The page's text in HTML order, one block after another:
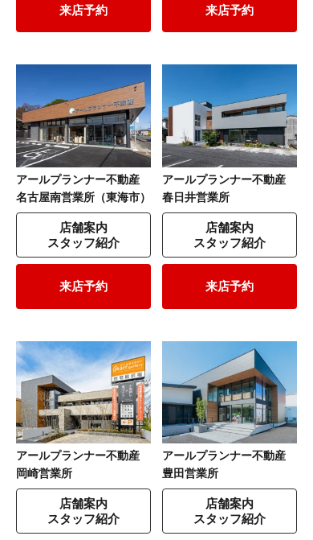
来店予約 来店予約
アールプランナー不動産
名古屋南営業所（東海市）
店舗案内
スタッフ紹介
来店予約
アールプランナー不動産
春日井営業所
店舗案内
スタッフ紹介
来店予約
アールプランナー不動産
岡崎営業所
店舗案内
スタッフ紹介
アールプランナー不動産
豊田営業所
店舗案内
スタッフ紹介